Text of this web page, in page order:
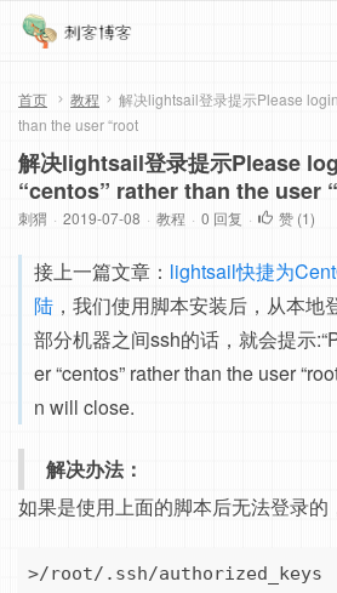
首页 教程
解决lightsail登录提示Please
than the user “root
解决lightsail登录提示Please
“centos” rather than the user
刺猬 · 2019-07-08 · 教程 · 0 回复 · 赞 (1)
接上一篇文章： lightsail快捷为
陆 ，我们使用脚本安装后，从本地
部分机器之间ssh的话，就会提示
er “centos” rather than the user
n will close.
解决办法：
如果是使用上面的脚本后无法登录的
>/root/.ssh/authorized_keys